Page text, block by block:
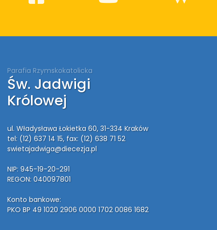
Parafia Rzymskokatolicka
Św. Jadwigi
Królowej
ul. Władysława Łokietka 60, 31-334 Kraków
tel: (12) 637 14 15, fax: (12) 638 71 52
swietajadwiga@diecezja.pl
NIP: 945-19-20-291
REGON: 040097801
Konto bankowe:
PKO BP 49 1020 2906 0000 1702 0086 1682